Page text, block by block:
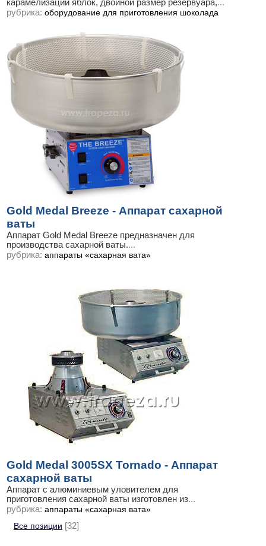
карамелизации яблок, двойной размер резервуара,...
рубрика: оборудование для приготовления шоколада
Gold Medal Breeze - Аппарат сахарной
ваты
Аппарат Gold Medal Breeze предназначен для
производства сахарной ваты....
рубрика: аппараты «сахарная вата»
Gold Medal 3005SX Tornado - Аппарат
сахарной ваты
Аппарат с алюминиевым уловителем для
приготовления сахарной ваты изготовлен из...
рубрика: аппараты «сахарная вата»
Все позиции [32]